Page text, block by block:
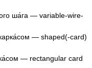
ша́га — variable-wire-
— shaped(-card)
— rectangular card